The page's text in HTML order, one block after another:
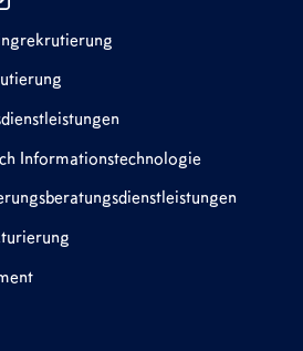
Informationstechnologie